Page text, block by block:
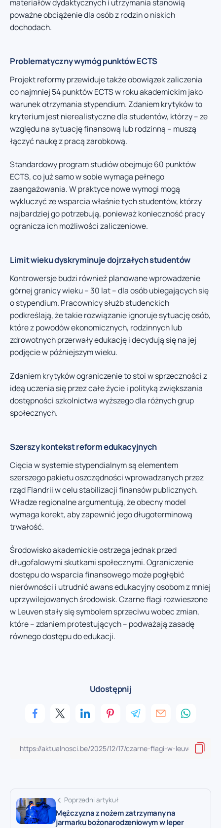
materiałów dydaktycznych i utrzymania stanowią
poważne obciążenie dla osób z rodzin o niskich
dochodach.
Problematyczny wymóg punktów ECTS
Projekt reformy przewiduje także obowiązek zaliczenia
co najmniej 54 punktów ECTS w roku akademickim jako
warunek otrzymania stypendium. Zdaniem krytyków to
kryterium jest nierealistyczne dla studentów, którzy – ze
względu na sytuację finansową lub rodzinną – muszą
łączyć naukę z pracą zarobkową.
Standardowy program studiów obejmuje 60 punktów
ECTS, co już samo w sobie wymaga pełnego
zaangażowania. W praktyce nowe wymogi mogą
wykluczyć ze wsparcia właśnie tych studentów, którzy
najbardziej go potrzebują, ponieważ konieczność pracy
ogranicza ich możliwości zaliczeniowe.
Limit wieku dyskryminuje dojrzałych studentów
Kontrowersje budzi również planowane wprowadzenie
górnej granicy wieku – 30 lat – dla osób ubiegających się
o stypendium. Pracownicy służb studenckich
podkreślają, że takie rozwiązanie ignoruje sytuację osób,
które z powodów ekonomicznych, rodzinnych lub
zdrowotnych przerwały edukację i decydują się na jej
podjęcie w późniejszym wieku.
Zdaniem krytyków ograniczenie to stoi w sprzeczności z
ideą uczenia się przez całe życie i polityką zwiększania
dostępności szkolnictwa wyższego dla różnych grup
społecznych.
Szerszy kontekst reform edukacyjnych
Cięcia w systemie stypendialnym są elementem
szerszego pakietu oszczędności wprowadzanych przez
rząd Flandrii w celu stabilizacji finansów publicznych.
Władze regionalne argumentują, że obecny model
wymaga korekt, aby zapewnić jego długoterminową
trwałość.
Środowisko akademickie ostrzega jednak przed
długofalowymi skutkami społecznymi. Ograniczenie
dostępu do wsparcia finansowego może pogłębić
nierówności i utrudnić awans edukacyjny osobom z mniej
uprzywilejowanych środowisk. Czarne flagi rozwieszone
w Leuven stały się symbolem sprzeciwu wobec zmian,
które – zdaniem protestujących – podważają zasadę
równego dostępu do edukacji.
Udostępnij
Poprzedni artykuł
Mężczyzna z nożem zatrzymany na
jarmarku bożonarodzeniowym w Ieper